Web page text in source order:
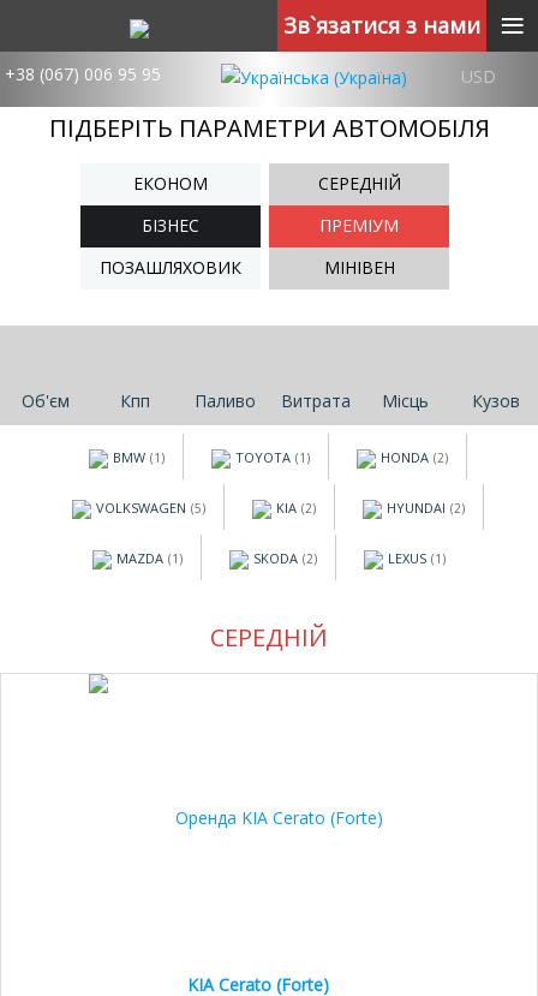
+38 (067) 006 95 95 USD
ПІДБЕРІТЬ ПАРАМЕТРИ АВТОМОБІЛЯ
ЕКОНОМ
СЕРЕДНІЙ
БІЗНЕС
ПРЕМІУМ
ПОЗАШЛЯХОВИК
МІНІВЕН
Об'єм Кпп Паливо Витрата Місць Кузов
BMW (1) TOYOTA (1) HONDA (2)
VOLKSWAGEN (5) KIA (2) HYUNDAI (2)
MAZDA (1) SKODA (2) LEXUS (1)
СЕРЕДНІЙ
KIA Cerato (Forte)
Зв`язатися з нами ≡